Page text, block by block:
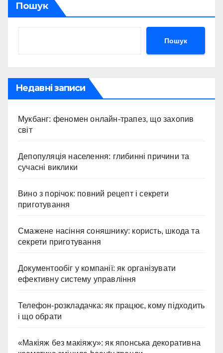
Пошук
Пошук
Недавні записи
Мукбанг: феномен онлайн-трапез, що захопив
світ
Депопуляція населення: глибинні причини та
сучасні виклики
Вино з порічок: повний рецепт і секрети
приготування
Смажене насіння соняшнику: користь, шкода та
секрети приготування
Документообіг у компанії: як організувати
ефективну систему управління
Телефон-розкладачка: як працює, кому підходить
і що обрати
«Макіяж без макіяжу»: як японська декоративна